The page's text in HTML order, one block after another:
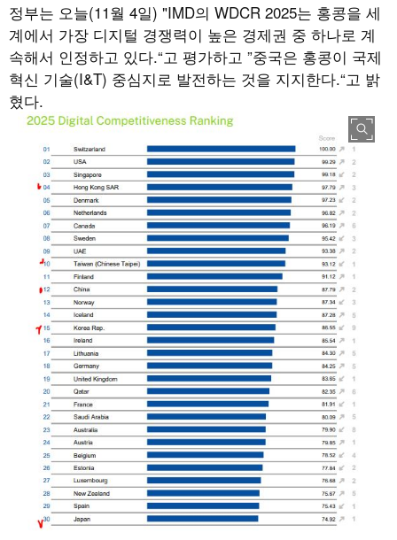
정부는 오늘(11월 4일) "IMD의 WDCR 2025는 홍콩을 세
계에서 가장 디지털 경쟁력이 높은 경제권 중 하나로 계
속해서 인정하고 있다.“고 평가하고 ”중국은 홍콩이 국제
혁신 기술(I&T) 중심지로 발전하는 것을 지지한다.“고 밝
혔다.